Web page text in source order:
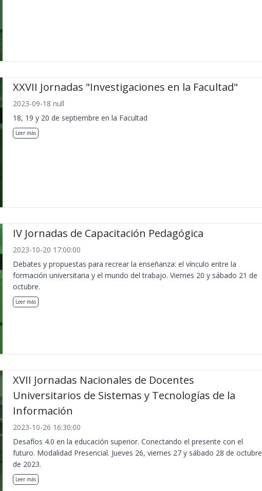
XXVII Jornadas "Investigaciones en la Facultad"
2023-09-18 null
18, 19 y 20 de septiembre en la Facultad
Leer más
IV Jornadas de Capacitación Pedagógica
2023-10-20 17:00:00
Debates y propuestas para recrear la enseñanza: el vínculo entre la
formación universitaria y el mundo del trabajo. Viernes 20 y sábado 21 de
octubre.
Leer más
XVII Jornadas Nacionales de Docentes
Universitarios de Sistemas y Tecnologías de la
Información
2023-10-26 16:30:00
Desafíos 4.0 en la educación superior. Conectando el presente con el
futuro. Modalidad Presencial. Jueves 26, viernes 27 y sábado 28 de octubre
de 2023.
Leer más